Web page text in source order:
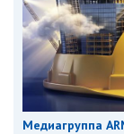
Медиагруппа